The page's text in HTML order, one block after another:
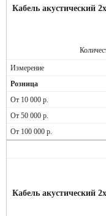
Кабель акустический
Кабель акустический